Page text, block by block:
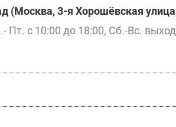
(Москва, 3-я Хорошёвская
Пт. с 10:00 до 18:00, Сб.-Вс.